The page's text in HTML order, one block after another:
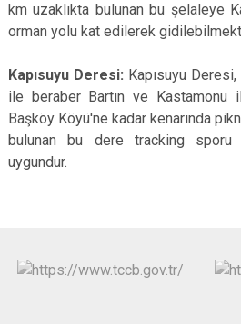
km uzaklıkta bulunan bu şelaleye
orman yolu kat edilerek
Kapısuyu Deresi: Kapısuyu
ile beraber Bartın ve Kastamonu il
Başköy Köyü'ne kadar kenarında
bulunan bu dere tracking
uygundur.